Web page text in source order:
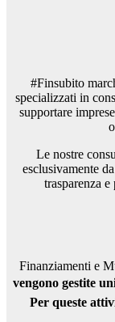
#Finsubito
specializzati in
supportare
Le nostre
esclusivamente
trasparenza
Finanziamenti e
vengono gestite
Per queste